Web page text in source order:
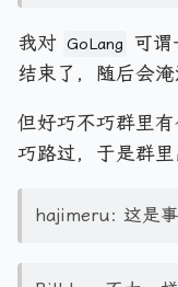
我对 GoLang
可谓
结束了，随后会
但好巧不巧群里有
巧路过，于是群里
hajimeru: 这是事